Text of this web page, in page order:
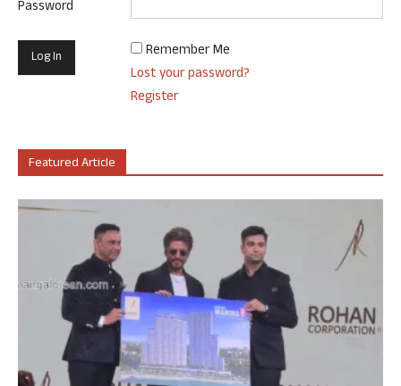
Password
Remember Me
Lost your password?
Register
Featured Article